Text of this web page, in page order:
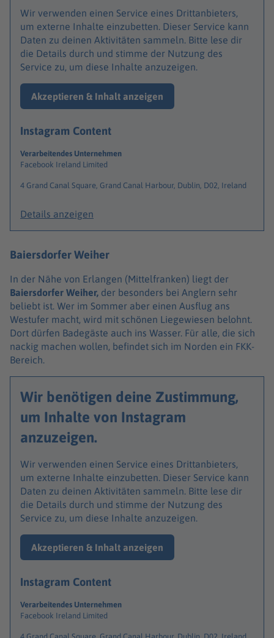
Wir verwenden einen Service eines Drittanbieters,
um externe Inhalte einzubetten. Dieser Service kann
Daten zu deinen Aktivitäten sammeln. Bitte lese dir
die Details durch und stimme der Nutzung des
Service zu, um diese Inhalte anzuzeigen.
Akzeptieren & Inhalt anzeigen
Instagram Content
Verarbeitendes Unternehmen
Facebook Ireland Limited
4 Grand Canal Square, Grand Canal Harbour, Dublin, D02, Ireland
Details anzeigen
Baiersdorfer Weiher
In der Nähe von Erlangen (Mittelfranken) liegt der
Baiersdorfer Weiher, der besonders bei Anglern sehr
beliebt ist. Wer im Sommer aber einen Ausflug ans
Westufer macht, wird mit schönen Liegewiesen belohnt.
Dort dürfen Badegäste auch ins Wasser. Für alle, die sich
nackig machen wollen, befindet sich im Norden ein FKK-
Bereich.
Wir benötigen deine Zustimmung,
um Inhalte von Instagram
anzuzeigen.
Wir verwenden einen Service eines Drittanbieters,
um externe Inhalte einzubetten. Dieser Service kann
Daten zu deinen Aktivitäten sammeln. Bitte lese dir
die Details durch und stimme der Nutzung des
Service zu, um diese Inhalte anzuzeigen.
Akzeptieren & Inhalt anzeigen
Instagram Content
Verarbeitendes Unternehmen
Facebook Ireland Limited
4 Grand Canal Square, Grand Canal Harbour, Dublin, D02, Ireland